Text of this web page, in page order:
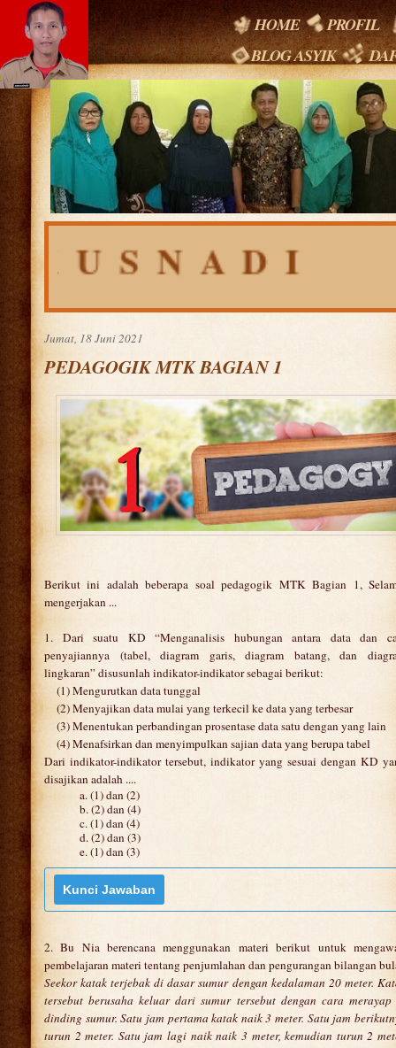
HOME
PROFIL
BLOG ASYIK
Jumat, 18 Juni 2021
PEDAGOGIK MTK BAGIAN 1
Berikut ini adalah beberapa soal pedagogik MTK Bagian 1,
mengerjakan ...
1. Dari suatu KD “Menganalisis hubungan antara data dan
penyajiannya (tabel, diagram garis, diagram batang, dan
lingkaran” disusunlah indikator-indikator sebagai berikut:
(1) Mengurutkan data tunggal
(2) Menyajikan data mulai yang terkecil ke data yang terbesar
(3) Menentukan perbandingan prosentase data satu dengan yang lain
(4) Menafsirkan dan menyimpulkan sajian data yang berupa tabel
Dari indikator-indikator tersebut, indikator yang sesuai dengan KD
disajikan adalah ....
a. (1) dan (2)
b. (2) dan (4)
c. (1) dan (4)
d. (2) dan (3)
e. (1) dan (3)
2. Bu Nia berencana menggunakan materi berikut untuk
pembelajaran materi tentang penjumlahan dan pengurangan bilangan
Seekor katak terjebak di dasar sumur dengan kedalaman 20 meter.
tersebut berusaha keluar dari sumur tersebut dengan cara
dinding sumur. Satu jam pertama katak naik 3 meter. Satu jam
turun 2 meter. Satu jam lagi naik naik 3 meter, kemudian turun 2